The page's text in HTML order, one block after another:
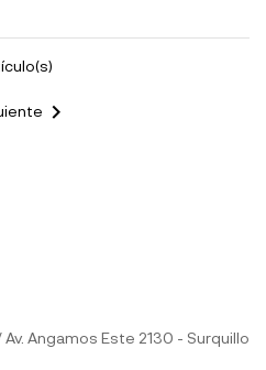

Av. Angamos Este 2130 - Surquillo